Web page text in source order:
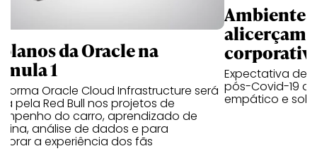
da Oracle na
1
Oracle Cloud Infrastructure será
pela Red Bull nos projetos de
do carro, aprendizado de
análise de dados e para
a experiência dos fãs
Ambientes
alicerçam
Expectativa de
pós-Covid-19
empático e